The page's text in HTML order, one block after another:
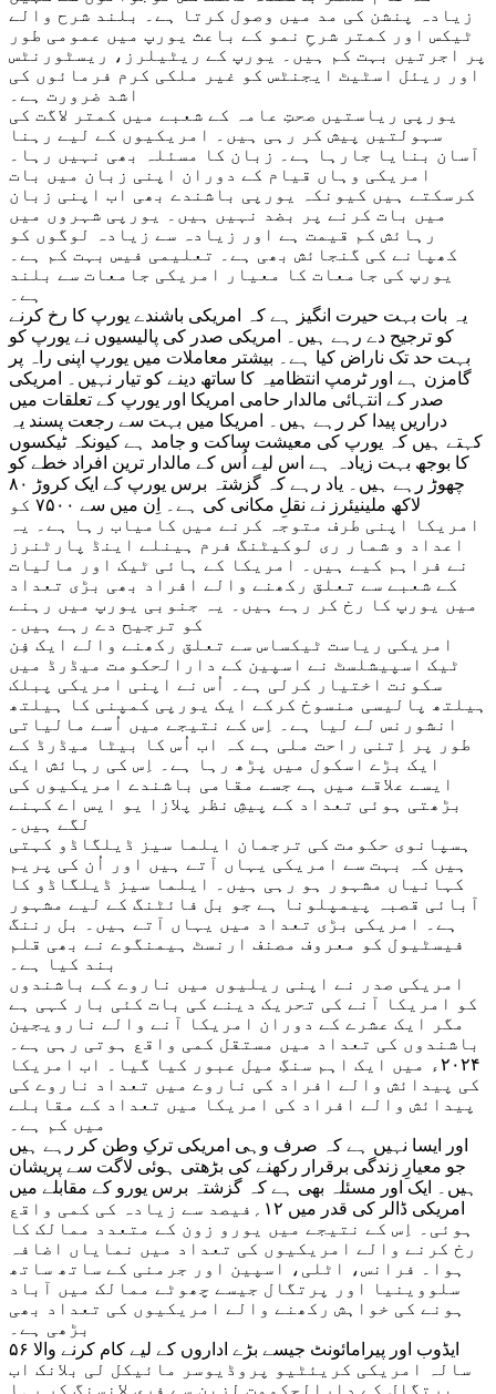
زیادہ پنشن کی مد میں وصول کرتا ہے۔ بلند شرح والے
ٹیکس اور کمتر شرحِ نمو کے باعث یورپ میں عمومی طور
پر اجرتیں بہت کم ہیں۔ یورپ کے ریٹیلرز، ریسٹورنٹس
اور ریئل اسٹیٹ ایجنٹس کو غیر ملکی کرم فرمائوں کی
اشد ضرورت ہے۔
یورپی ریاستیں صحتِ عامہ کے شعبے میں کمتر لاگت کی
سہولتیں پیش کر رہی ہیں۔ امریکیوں کے لیے رہنا
آسان بنایا جارہا ہے۔ زبان کا مسئلہ بھی نہیں رہا۔
امریکی وہاں قیام کے دوران اپنی زبان میں بات
کرسکتے ہیں کیونکہ یورپی باشندے بھی اب اپنی زبان
میں بات کرنے پر بضد نہیں ہیں۔ یورپی شہروں میں
رہائش کم قیمت ہے اور زیادہ سے زیادہ لوگوں کو
کھپانے کی گنجائش بھی ہے۔ تعلیمی فیس بہت کم ہے۔
یورپ کی جامعات کا معیار امریکی جامعات سے بلند
ہے۔
یہ بات بہت حیرت انگیز ہے کہ امریکی باشندے یورپ کا رخ کرنے
کو ترجیح دے رہے ہیں۔ امریکی صدر کی پالیسیوں نے یورپ کو
بہت حد تک ناراض کیا ہے۔ بیشتر معاملات میں یورپ اپنی راہ پر
گامزن ہے اور ٹرمپ انتظامیہ کا ساتھ دینے کو تیار نہیں۔ امریکی
صدر کے انتہائی مالدار حامی امریکا اور یورپ کے تعلقات میں
دراریں پیدا کر رہے ہیں۔ امریکا میں بہت سے رجعت پسند یہ
کہتے ہیں کہ یورپ کی معیشت ساکت و جامد ہے کیونکہ ٹیکسوں
کا بوجھ بہت زیادہ ہے اس لیے اُس کے مالدار ترین افراد خطے کو
چھوڑ رہے ہیں۔ یاد رہے کہ گزشتہ برس یورپ کے ایک کروڑ ۸۰
لاکھ ملینیئرز نے نقلِ مکانی کی ہے۔ اِن میں سے ۷۵۰۰ کو
امریکا اپنی طرف متوجہ کرنے میں کامیاب رہا ہے۔ یہ
اعداد و شمار ری لوکیٹنگ فرم ہینلے اینڈ پارٹنرز
نے فراہم کیے ہیں۔ امریکا کے ہائی ٹیک اور مالیات
کے شعبے سے تعلق رکھنے والے افراد بھی بڑی تعداد
میں یورپ کا رخ کر رہے ہیں۔ یہ جنوبی یورپ میں رہنے
کو ترجیح دے رہے ہیں۔
امریکی ریاست ٹیکساس سے تعلق رکھنے والے ایک فِن
ٹیک اسپیشلسٹ نے اسپین کے دارالحکومت میڈرڈ میں
سکونت اختیار کرلی ہے۔ اُس نے اپنی امریکی پبلک
ہیلتھ پالیسی منسوخ کرکے ایک یورپی کمپنی کا ہیلتھ
انشورنس لے لیا ہے۔ اِس کے نتیجے میں اُسے مالیاتی
طور پر اِتنی راحت ملی ہے کہ اب اُس کا بیٹا میڈرڈ کے
ایک بڑے اسکول میں پڑھ رہا ہے۔ اِس کی رہائش ایک
ایسے علاقے میں ہے جسے مقامی باشندے امریکیوں کی
بڑھتی ہوئی تعداد کے پیشِ نظر پلازا یو ایس اے کہنے
لگے ہیں۔
ہسپانوی حکومت کی ترجمان ایلما سیز ڈیلگاڈو کہتی
ہیں کہ بہت سے امریکی یہاں آتے ہیں اور اُن کی پریم
کہانیاں مشہور ہو رہی ہیں۔ ایلما سیز ڈیلگاڈو کا
آبائی قصبہ پیمپلونا ہے جو بل فائٹنگ کے لیے مشہور
ہے۔ امریکی بڑی تعداد میں یہاں آتے ہیں۔ بل رننگ
فیسٹیول کو معروف مصنف ارنسٹ ہیمنگوے نے بھی قلم
بند کیا ہے۔
امریکی صدر نے اپنی ریلیوں میں ناروے کے باشندوں
کو امریکا آنے کی تحریک دینے کی بات کئی بار کہی ہے
مگر ایک عشرے کے دوران امریکا آنے والے نارویجین
باشندوں کی تعداد میں مستقل کمی واقع ہوتی رہی ہے۔
۲۰۲۴ء میں ایک اہم سنگِ میل عبور کیا گیا۔ اب امریکا
کی پیدائش والے افراد کی ناروے میں تعداد ناروے کی
پیدائش والے افراد کی امریکا میں تعداد کے مقابلے
میں کم ہے۔
اور ایسا نہیں ہے کہ صرف وہی امریکی ترکِ وطن کر رہے ہیں
جو معیارِ زندگی برقرار رکھنے کی بڑھتی ہوئی لاگت سے پریشان
ہیں۔ ایک اور مسئلہ بھی ہے کہ گزشتہ برس یورو کے مقابلے میں
امریکی ڈالر کی قدر میں ۱۲؍فیصد سے زیادہ کی کمی واقع
ہوئی۔ اِس کے نتیجے میں یورو زون کے متعدد ممالک کا
رخ کرنے والے امریکیوں کی تعداد میں نمایاں اضافہ
ہوا۔ فرانس، اٹلی، اسپین اور جرمنی کے ساتھ ساتھ
سلووینیا اور پرتگال جیسے چھوٹے ممالک میں آباد
ہونے کی خواہش رکھنے والے امریکیوں کی تعداد بھی
بڑھی ہے۔
ایڈوب اور پیرامائونٹ جیسے بڑے اداروں کے لیے کام کرنے والا ۵۶
سالہ امریکی کریئٹیو پروڈیوسر مائیکل لی بلانک اب
پرتگال کے دارالحکومت لزبن سے فری لانسنگ کر رہا